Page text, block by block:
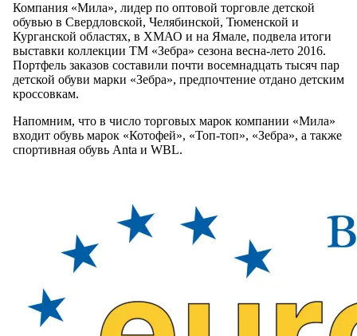
Компания «Мила», лидер по оптовой торговле детской
обувью в Свердловской, Челябинской, Тюменской и
Курганской областях, в ХМАО и на Ямале, подвела итоги
выставки коллекции ТМ «Зебра» сезона весна-лето 2016.
Портфель заказов составили почти восемнадцать тысяч пар
детской обуви марки «Зебра», предпочтение отдано детским
кроссовкам.
Напомним, что в число торговых марок компании «Мила»
входит обувь марок «Котофей», «Топ-топ», «Зебра», а также
спортивная обувь Anta и WBL.